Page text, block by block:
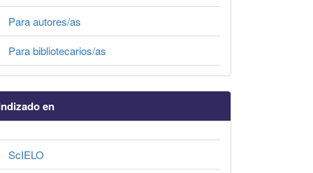
Para autores/as
Para bibliotecarios/as
en
ScIELO